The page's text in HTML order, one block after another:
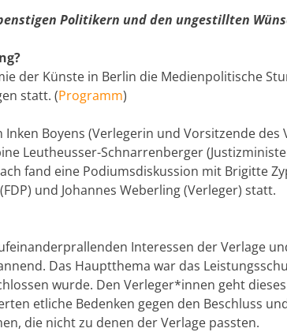
Politikern und den ungestillten
der Künste in Berlin die Medienpolitische
statt. (Programm)
Boyens (Verlegerin und Vorsitzende des
Leutheusser-Schnarrenberger
fand eine Podiumsdiskussion mit Brigitte
und Johannes Weberling (Verleger) statt.
Interessen der Verlage
Das Hauptthema war das
wurde. Den Verleger*innen geht
etliche Bedenken gegen den Beschluss
die nicht zu denen der Verlage passten.